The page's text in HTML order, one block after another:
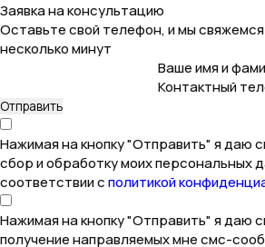
Заявка на консультацию
Оставьте свой телефон, и мы
несколько минут
Ваше имя и
Контактный
Нажимая на кнопку "Отправить" я даю
сбор и обработку моих персональных
соответствии сполитикой
Нажимая на кнопку "Отправить" я даю
получение направляемых мне смс-